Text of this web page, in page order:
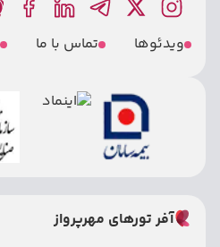
ویدئوها تماس با ما
آفر تورهای مهرپرواز